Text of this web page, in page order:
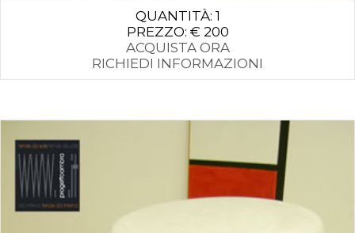
QUANTITÀ: 1
PREZZO: € 200
ACQUISTA ORA
RICHIEDI INFORMAZIONI